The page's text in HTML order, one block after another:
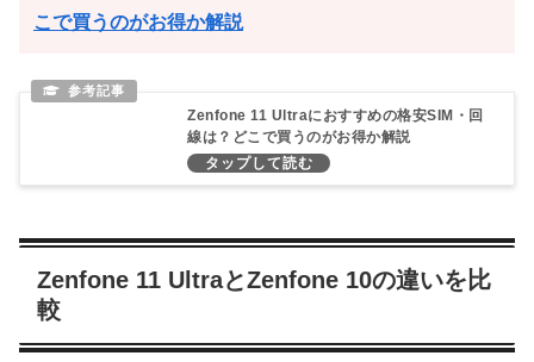
こで買うのがお得か解説
Zenfone 11 Ultraにおすすめの格安SIM・回
線は？どこで買うのがお得か解説
Zenfone 11 UltraとZenfone 10の違いを比
較